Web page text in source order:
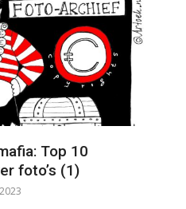
Top 10
foto’s (1)